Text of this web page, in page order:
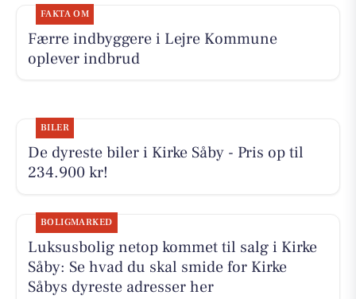
FAKTA OM
Færre indbyggere i Lejre Kommune
oplever indbrud
BILER
De dyreste biler i Kirke Såby - Pris op til
234.900 kr!
BOLIGMARKED
Luksusbolig netop kommet til salg i Kirke
Såby: Se hvad du skal smide for Kirke
Såbys dyreste adresser her